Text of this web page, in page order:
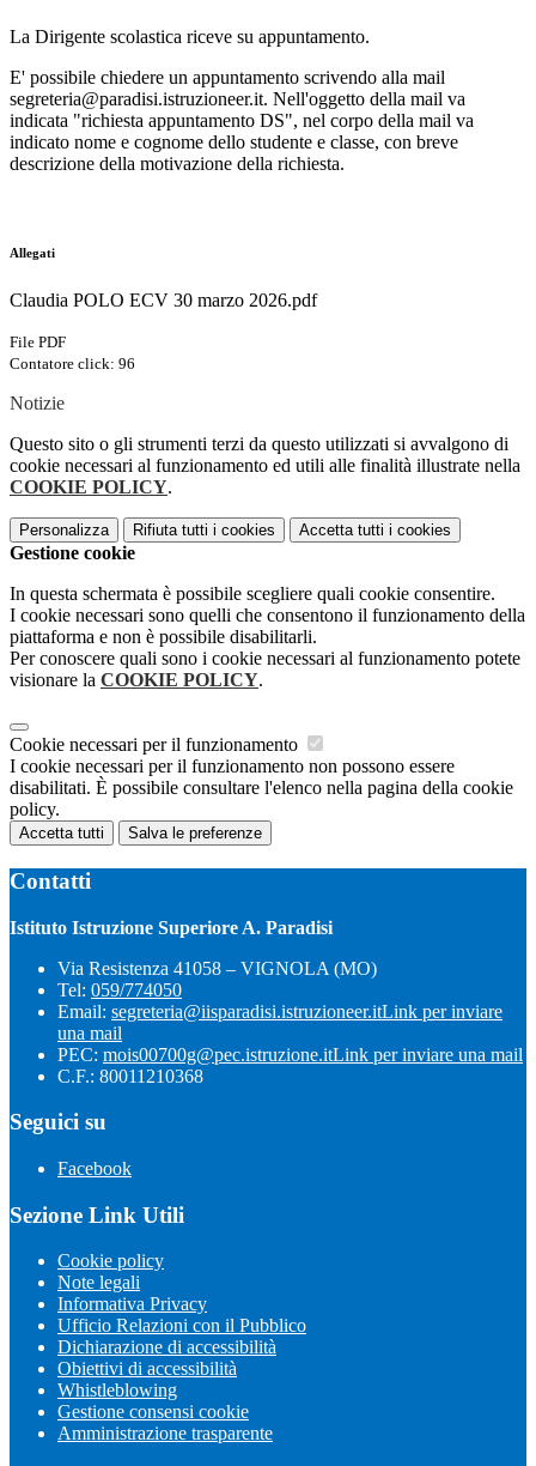
La Dirigente scolastica riceve su appuntamento.
E' possibile chiedere un appuntamento scrivendo alla mail
segreteria@paradisi.istruzioneer.it. Nell'oggetto della mail va
indicata "richiesta appuntamento DS", nel corpo della mail va
indicato nome e cognome dello studente e classe, con breve
descrizione della motivazione della richiesta.
Allegati
Claudia POLO ECV 30 marzo 2026.pdf
File PDF
Contatore click: 96
Notizie
Questo sito o gli strumenti terzi da questo utilizzati si avvalgono di
cookie necessari al funzionamento ed utili alle finalità illustrate nella
COOKIE POLICY.
Personalizza Rifiuta tutti i cookies Accetta tutti i cookies
Gestione cookie
In questa schermata è possibile scegliere quali cookie consentire.
I cookie necessari sono quelli che consentono il funzionamento della
piattaforma e non è possibile disabilitarli.
Per conoscere quali sono i cookie necessari al funzionamento potete
visionare la COOKIE POLICY.
Cookie necessari per il funzionamento
I cookie necessari per il funzionamento non possono essere
disabilitati. È possibile consultare l'elenco nella pagina della cookie
policy.
Accetta tutti Salva le preferenze
Contatti
Istituto Istruzione Superiore A. Paradisi
Via Resistenza 41058 – VIGNOLA (MO)
Tel: 059/774050
Email: segreteria@iisparadisi.istruzioneer.itLink per inviare
una mail
PEC: mois00700g@pec.istruzione.itLink per inviare una mail
C.F.: 80011210368
Seguici su
Facebook
Sezione Link Utili
Cookie policy
Note legali
Informativa Privacy
Ufficio Relazioni con il Pubblico
Dichiarazione di accessibilità
Obiettivi di accessibilità
Whistleblowing
Gestione consensi cookie
Amministrazione trasparente